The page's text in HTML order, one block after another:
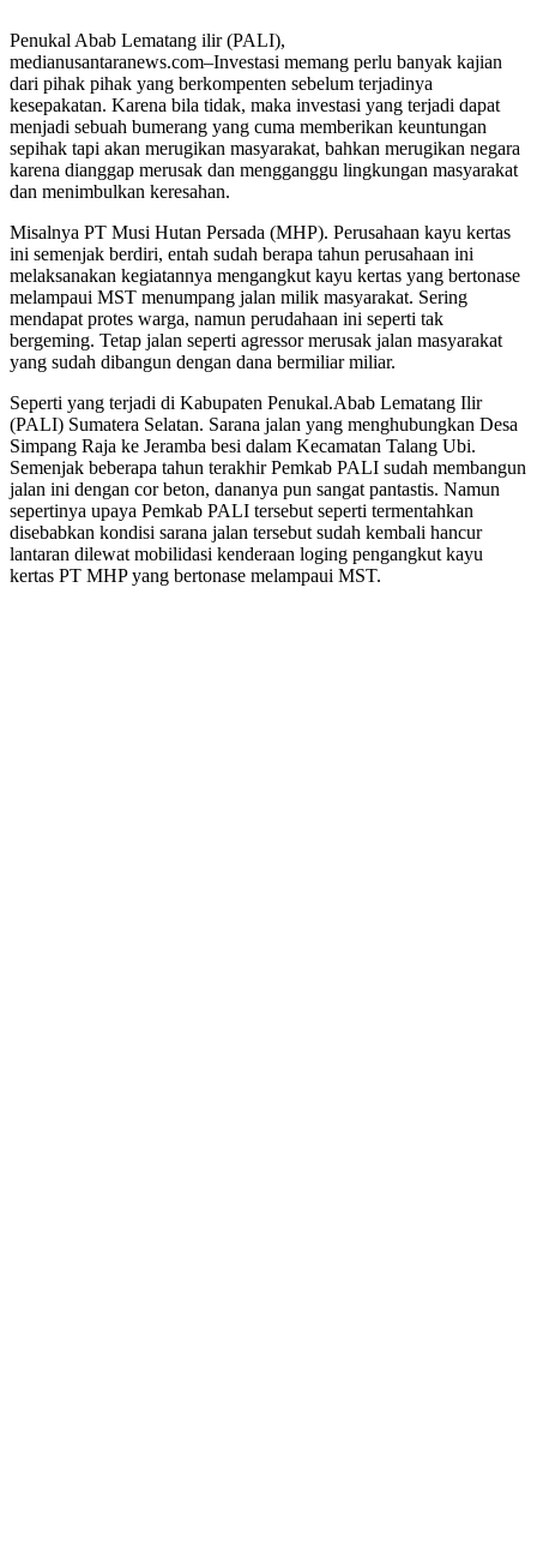
Penukal Abab Lematang ilir (PALI),
medianusantaranews.com–Investasi memang perlu banyak kajian
dari pihak pihak yang berkompenten sebelum terjadinya
kesepakatan. Karena bila tidak, maka investasi yang terjadi dapat
menjadi sebuah bumerang yang cuma memberikan keuntungan
sepihak tapi akan merugikan masyarakat, bahkan merugikan negara
karena dianggap merusak dan mengganggu lingkungan masyarakat
dan menimbulkan keresahan.
Misalnya PT Musi Hutan Persada (MHP). Perusahaan kayu kertas
ini semenjak berdiri, entah sudah berapa tahun perusahaan ini
melaksanakan kegiatannya mengangkut kayu kertas yang bertonase
melampaui MST menumpang jalan milik masyarakat. Sering
mendapat protes warga, namun perudahaan ini seperti tak
bergeming. Tetap jalan seperti agressor merusak jalan masyarakat
yang sudah dibangun dengan dana bermiliar miliar.
Seperti yang terjadi di Kabupaten Penukal.Abab Lematang Ilir
(PALI) Sumatera Selatan. Sarana jalan yang menghubungkan Desa
Simpang Raja ke Jeramba besi dalam Kecamatan Talang Ubi.
Semenjak beberapa tahun terakhir Pemkab PALI sudah membangun
jalan ini dengan cor beton, dananya pun sangat pantastis. Namun
sepertinya upaya Pemkab PALI tersebut seperti termentahkan
disebabkan kondisi sarana jalan tersebut sudah kembali hancur
lantaran dilewat mobilidasi kenderaan loging pengangkut kayu
kertas PT MHP yang bertonase melampaui MST.